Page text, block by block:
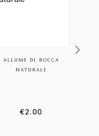
ALLUME DI ROCCA
NATURALE
€2.00